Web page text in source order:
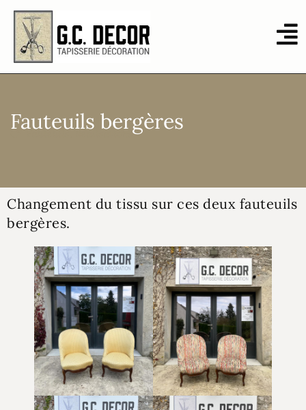
Fauteuils bergères
Réalisations
Changement du tissu sur ces deux fauteuils
bergères.